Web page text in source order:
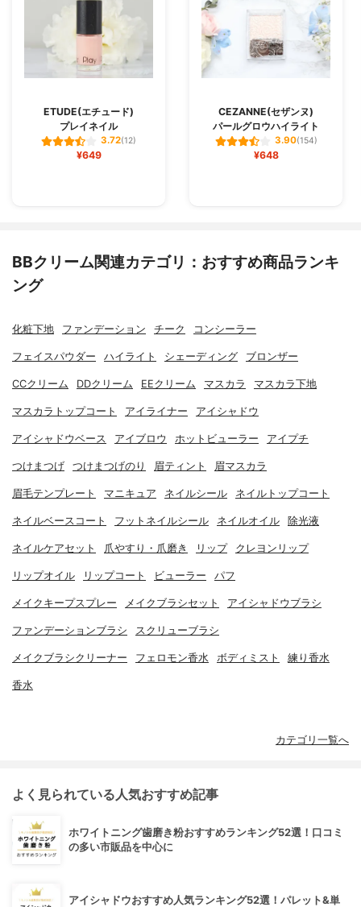
ETUDE(エチュード)
プレイネイル
3.72(12)
¥649
CEZANNE(セザンヌ)
パールグロウハイライト
3.90(154)
¥648
BBクリーム関連カテゴリ：おすすめ商品ランキ
ング
化粧下地 ファンデーション チーク コンシーラー
フェイスパウダー ハイライト シェーディング ブロンザー
CCクリーム DDクリーム EEクリーム マスカラ マスカラ下地
マスカラトップコート アイライナー アイシャドウ
アイシャドウベース アイブロウ ホットビューラー アイプチ
つけまつげ つけまつげのり 眉ティント 眉マスカラ
眉毛テンプレート マニキュア ネイルシール ネイルトップコート
ネイルベースコート フットネイルシール ネイルオイル 除光液
ネイルケアセット 爪やすり・爪磨き リップ クレヨンリップ
リップオイル リップコート ビューラー パフ
メイクキープスプレー メイクブラシセット アイシャドウブラシ
ファンデーションブラシ スクリューブラシ
メイクブラシクリーナー フェロモン香水 ボディミスト 練り香水
香水
カテゴリ一覧へ
よく見られている人気おすすめ記事
ホワイトニング歯磨き粉おすすめランキング52選！口コミ
の多い市販品を中心に
アイシャドウおすすめ人気ランキング52選！パレット&単